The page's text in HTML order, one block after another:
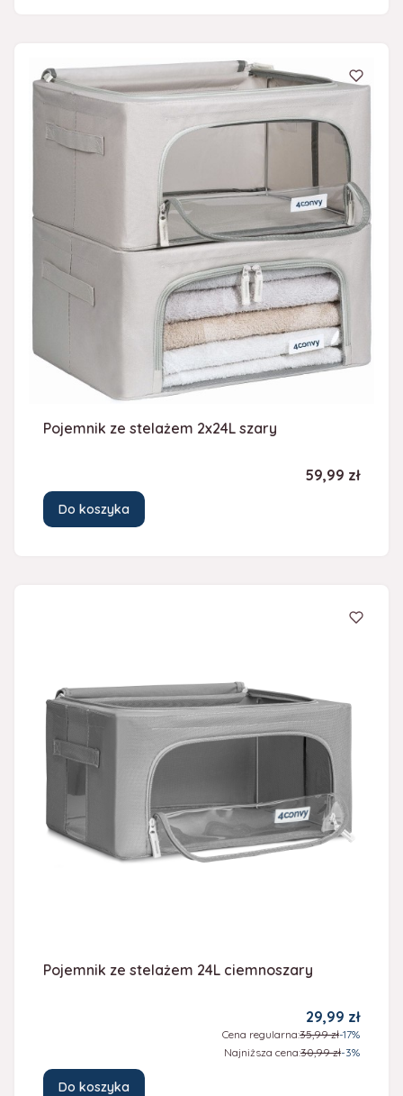
Pojemnik ze stelażem 2x24L szary
Cena
59,99 zł
Do koszyka
Pojemnik ze stelażem 24L ciemnoszary
Cena
29,99 zł
Cena regularna:35,99 zł-17%
Najniższa cena:30,99 zł-3%
Do koszyka